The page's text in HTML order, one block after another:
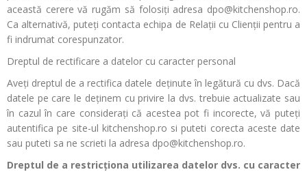
această cerere vă rugăm să folosiți adresa dpo@kitchenshop.ro.
Ca alternativă, puteți contacta echipa de Relații cu Clienții pentru a
fi indrumat corespunzator.
Dreptul de rectificare a datelor cu caracter personal
Aveți dreptul de a rectifica datele deținute în legătură cu dvs. Dacă
datele pe care le deținem cu privire la dvs. trebuie actualizate sau
în cazul în care considerați că acestea pot fi incorecte, vă puteți
autentifica pe site-ul kitchenshop.ro si puteti corecta aceste date
sau puteti sa ne scrieti la adresa dpo@kitchenshop.ro.
Dreptul de a restricționa utilizarea datelor dvs. cu caracter